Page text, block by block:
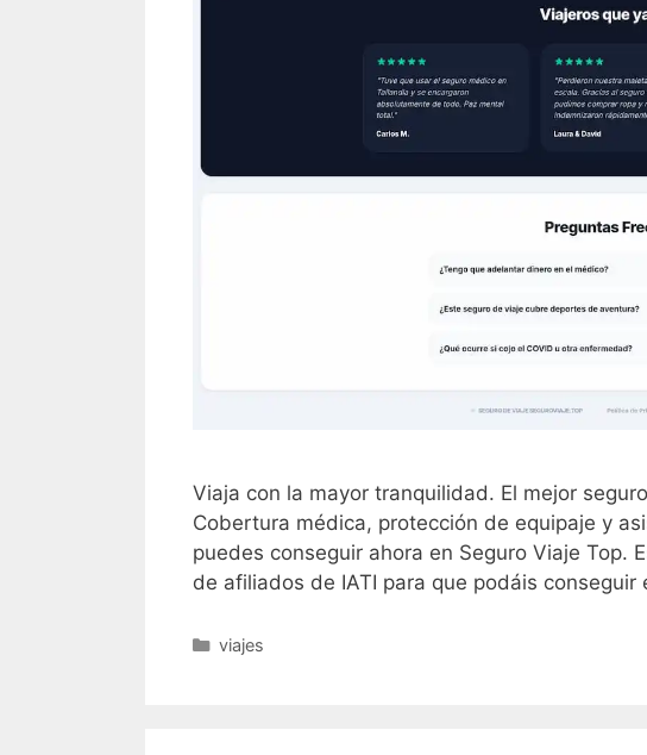
Viaja con la mayor tranquilidad. El mejor
Cobertura médica, protección de equipaje y
puedes conseguir ahora en Seguro Viaje Top.
de afiliados de IATI para que podáis
Categorías
viajes